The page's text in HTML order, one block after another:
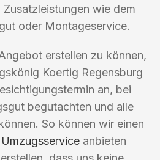
wie dem
oder Montageservice.
erstellen zu können,
Koertig Regensburg
an, bei
begutachten und alle
So können wir einen
Umzugsservice anbieten